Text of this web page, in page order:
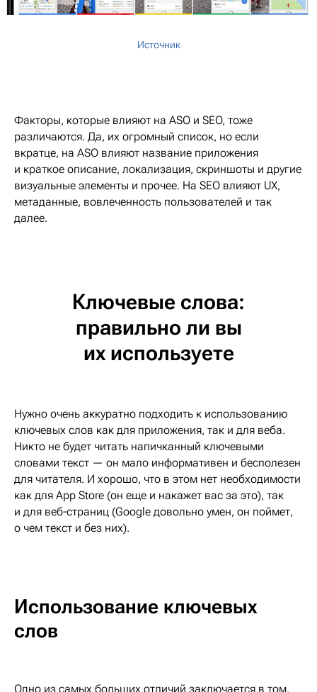
Источник
Факторы, которые влияют на ASO и SEO, тоже
различаются. Да, их огромный список, но если
вкратце, на ASO влияют название приложения
и краткое описание, локализация, скриншоты и другие
визуальные элементы и прочее. На SEO влияют UX,
метаданные, вовлеченность пользователей и так
далее.
Ключевые слова:
правильно ли вы
их используете
Нужно очень аккуратно подходить к использованию
ключевых слов как для приложения, так и для веба.
Никто не будет читать напичканный ключевыми
словами текст — он мало информативен и бесполезен
для читателя. И хорошо, что в этом нет необходимости
как для App Store (он еще и накажет вас за это), так
и для веб-страниц (Google довольно умен, он поймет,
о чем текст и без них).
Использование ключевых
слов
Одно из самых больших отличий заключается в том,